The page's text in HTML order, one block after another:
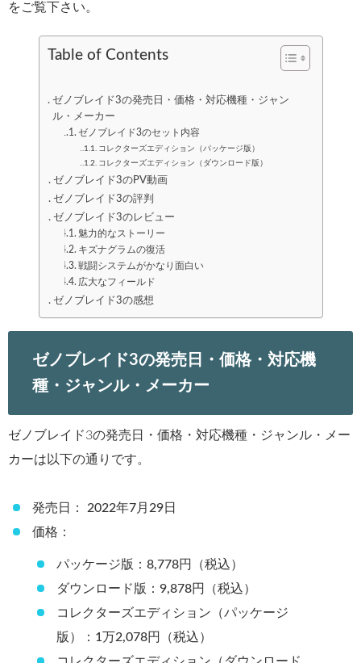
をご覧下さい。
Table of Contents
ゼノブレイド3の発売日・価格・対応機種・ジャン
ル・メーカー
ゼノブレイド3のセット内容
コレクターズエディション（パッケージ版）
コレクターズエディション（ダウンロード版）
ゼノブレイド3のPV動画
ゼノブレイド3の評判
ゼノブレイド3のレビュー
魅力的なストーリー
キズナグラムの復活
戦闘システムがかなり面白い
広大なフィールド
ゼノブレイド3の感想
ゼノブレイド3の発売日・価格・対応機
種・ジャンル・メーカー
ゼノブレイド3の発売日・価格・対応機種・ジャンル・メー
カーは以下の通りです。
発売日： 2022年7月29日
価格：
パッケージ版：8,778円（税込）
ダウンロード版：9,878円（税込）
コレクターズエディション（パッケージ
版）：1万2,078円（税込）